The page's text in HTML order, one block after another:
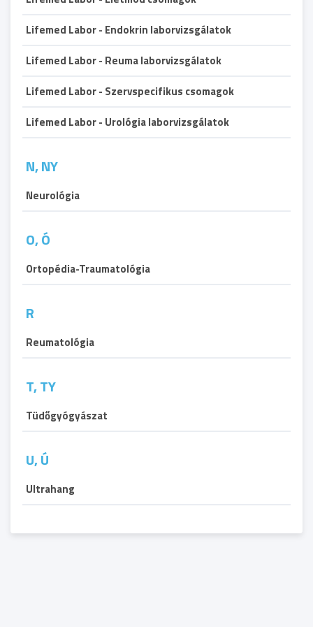
Lifemed Labor - Endokrin laborvizsgálatok
Lifemed Labor - Reuma laborvizsgálatok
Lifemed Labor - Szervspecifikus csomagok
Lifemed Labor - Urológia laborvizsgálatok
N, NY
Neurológia
O, Ó
Ortopédia-Traumatológia
R
Reumatológia
T, TY
Tüdőgyógyászat
U, Ú
Ultrahang